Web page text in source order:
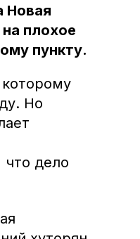
Новая
плохое
пункту.
Но
что дело